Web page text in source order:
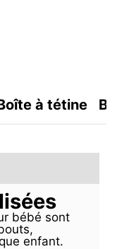
à tétine
bébé sont
enfant.